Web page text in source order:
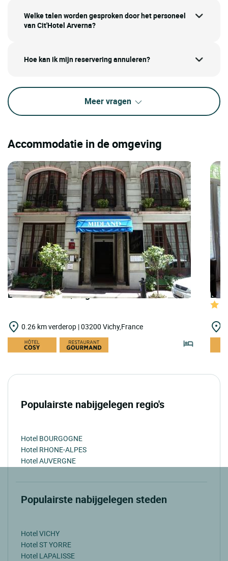
Welke talen worden gesproken door het personeel
van Cit'Hotel Arverna?
Hoe kan ik mijn reservering annuleren?
Meer vragen
Accommodatie in de omgeving
LOGIS HOTELS | Logis Hôtel Midland
0.26 km verderop | 03200 Vichy,France
Populairste nabijgelegen regio's
Hotel BOURGOGNE
Hotel RHONE-ALPES
Hotel AUVERGNE
Populairste nabijgelegen steden
Hotel VICHY
Hotel ST YORRE
Hotel LAPALISSE